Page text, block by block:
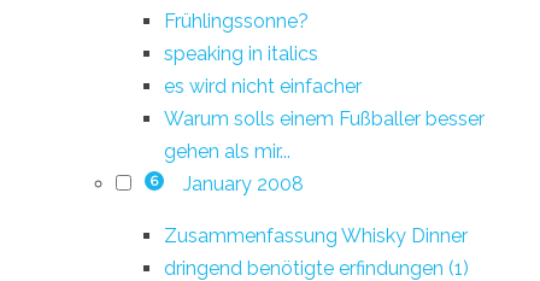
Frühlingssonne?
speaking in italics
es wird nicht einfacher
Warum solls einem Fußballer besser
gehen als mir...
6 January 2008
Zusammenfassung Whisky Dinner
dringend benötigte erfindungen (1)